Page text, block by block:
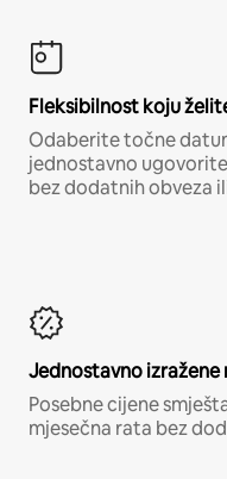
Fleksibilnost koju
Odaberite točne
jednostavno
bez dodatnih obveza
Jednostavno izražene
Posebne cijene
mjesečna rata bez